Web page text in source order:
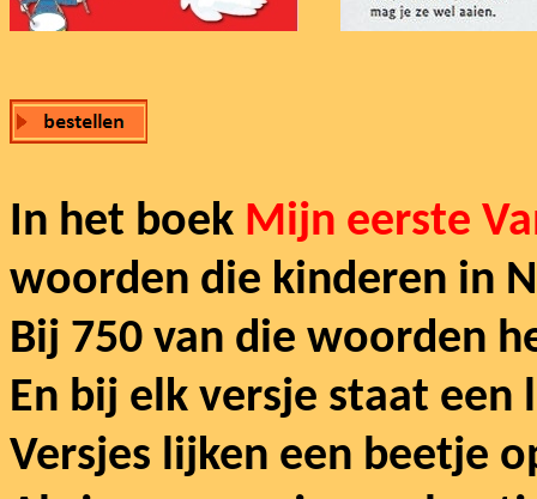
In het boek Mijn eerste
woorden die kinderen in
Bij 750 van die woorden
En bij elk versje staat een
Versjes lijken een beetje